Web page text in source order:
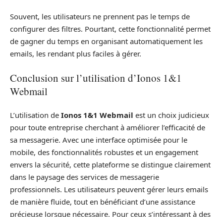
Souvent, les utilisateurs ne prennent pas le temps de
configurer des filtres. Pourtant, cette fonctionnalité permet
de gagner du temps en organisant automatiquement les
emails, les rendant plus faciles à gérer.
Conclusion sur l’utilisation d’Ionos 1&1
Webmail
L’utilisation de Ionos 1&1 Webmail est un choix judicieux
pour toute entreprise cherchant à améliorer l’efficacité de
sa messagerie. Avec une interface optimisée pour le
mobile, des fonctionnalités robustes et un engagement
envers la sécurité, cette plateforme se distingue clairement
dans le paysage des services de messagerie
professionnels. Les utilisateurs peuvent gérer leurs emails
de manière fluide, tout en bénéficiant d’une assistance
précieuse lorsque nécessaire. Pour ceux s’intéressant à des